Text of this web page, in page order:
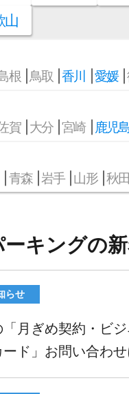
山
根 鳥取 香川 愛媛
賀 大分 宮崎 鹿児島
青森 岩手 山形 秋田
キングの
らせ
月ぎめ契約・ビ
ード」お問い合わ